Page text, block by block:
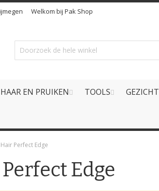
Welkom bij Pak Shop
HAAR EN PRUIKEN TOOLS
Perfect Edge
Edge